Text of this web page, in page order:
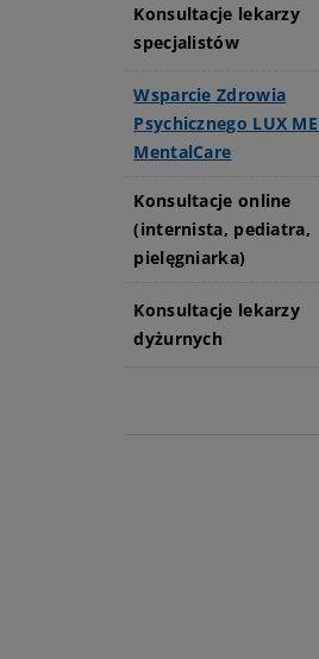
n
w
b
Konsultacje lekarzy
specjalistów
Wsparcie Zdrowia
Psychicznego LUX
MentalCare
Konsultacje online
(internista, pediatra,
pielęgniarka)
Konsultacje lekarzy
dyżurnych